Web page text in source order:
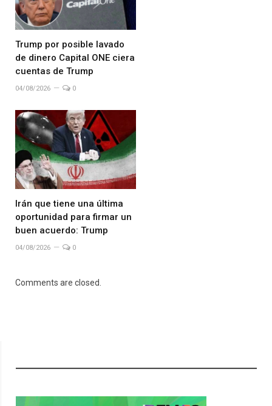
Trump por posible lavado
de dinero Capital ONE ciera
cuentas de Trump
04/08/2026 0
Irán que tiene una última
oportunidad para firmar un
buen acuerdo: Trump
04/08/2026 0
Comments are closed.